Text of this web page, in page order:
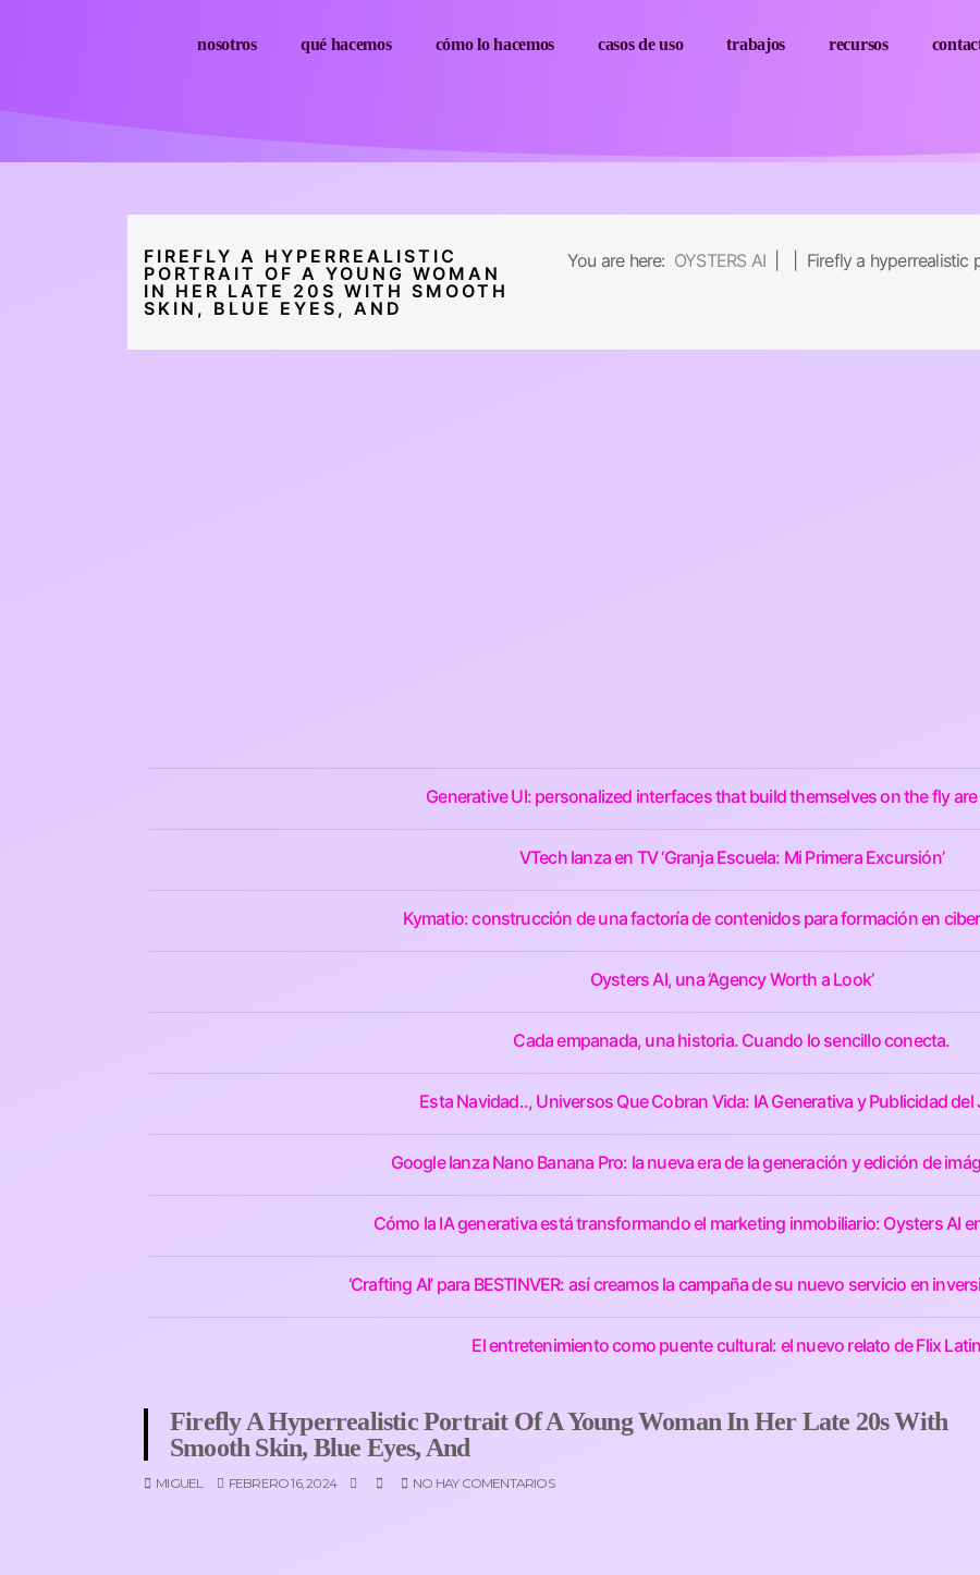
nosotros qué hacemos cómo lo hacemos casos de uso trabajos recursos
FIREFLY A HYPERREALISTIC
PORTRAIT OF A YOUNG WOMAN
IN HER LATE 20S WITH SMOOTH
SKIN, BLUE EYES, AND
You are here: OYSTERS AI| | Firefly a hyperrealistic
Generative UI: personalized interfaces that build themselves on the fly
VTech lanza en TV ‘Granja Escuela: Mi Primera Excursión’
Kymatio: construcción de una factoría de contenidos para formación en
Oysters AI, una ‘Agency Worth a Look’
Cada empanada, una historia. Cuando lo sencillo conecta.
Esta Navidad.., Universos Que Cobran Vida: IA Generativa y Publicidad del
Google lanza Nano Banana Pro: la nueva era de la generación y edición de
Cómo la IA generativa está transformando el marketing inmobiliario: Oysters AI
‘Crafting AI’ para BESTINVER: así creamos la campaña de su nuevo servicio en
El entretenimiento como puente cultural: el nuevo relato de Flix
Firefly A Hyperrealistic Portrait Of A Young Woman In Her Late 20s With
Smooth Skin, Blue Eyes, And
MIGUEL FEBRERO 16, 2024 NO HAY COMENTARIOS